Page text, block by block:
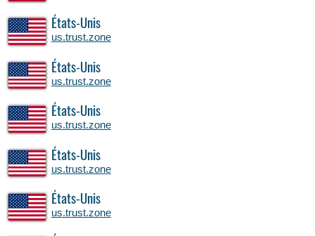
États-Unis
us.trust.zone
États-Unis
us.trust.zone
États-Unis
us.trust.zone
États-Unis
us.trust.zone
États-Unis
us.trust.zone